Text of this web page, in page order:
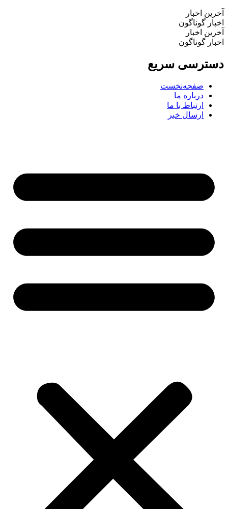
اخبار
گوناگون
اخبار
گوناگون
سریع
صفحه‌نخست
درباره ما
ارتباط با ما
ارسال خبر